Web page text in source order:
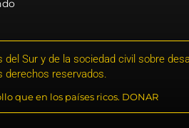
Sur y de la sociedad civil sobre
derechos reservados.
que en los países ricos. DONAR